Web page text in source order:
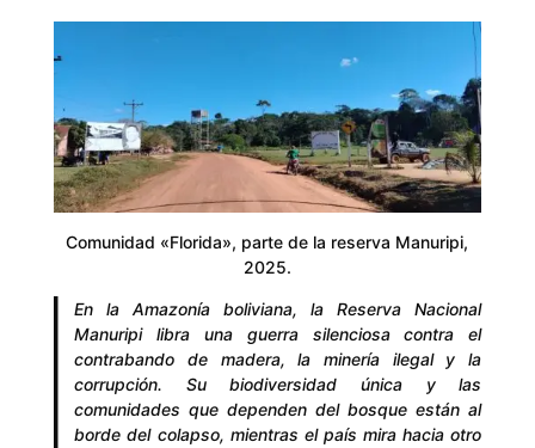
Comunidad «Florida», parte de la reserva Manuripi,
2025.
En la Amazonía boliviana, la Reserva Nacional
Manuripi libra una guerra silenciosa contra el
contrabando de madera, la minería ilegal y la
corrupción. Su biodiversidad única y las
comunidades que dependen del bosque están al
borde del colapso, mientras el país mira hacia otro